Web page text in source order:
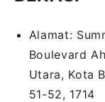
Alamat:
Boulevard
Utara, Kota
51-52, 1714